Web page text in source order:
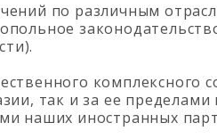
по различным
комплексного
так и за ее
наших иностранных